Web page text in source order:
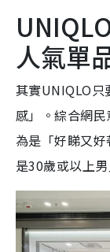
人氣單
其實UNIQLO只
感」。綜合網
為是「好睇又
是30歲或以上